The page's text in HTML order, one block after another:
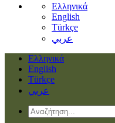
Ελληνικά
English
Türkçe
عربي
Ελληνικά
English
Türkçe
عربي